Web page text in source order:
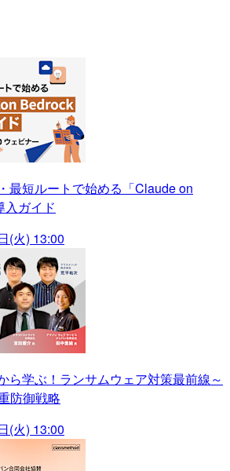
最短ルートで始める「Claude on
入ガイド
(火) 13:00
ら学ぶ！ランサムウェア対策最前線～
防御戦略
(火) 13:00